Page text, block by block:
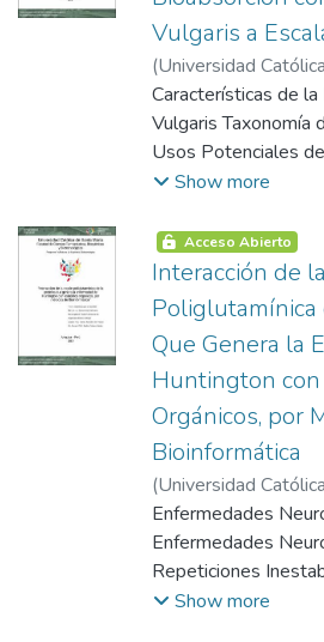
Vulgaris a
(Universidad
2005-12-13)
Greiss;Rozas
Características de
Vulgaris Taxonomía
Usos Potenciales
Parámetros del
Vulgaris Arsénico
Ambiental Parque
Arequipa
Industriales
Prueba de Toxicidad
de Agua
Show more
Acceso Abierto
Interacción de
Poliglutamínica
Que Genera la
Huntington
Orgánicos, por
Bioinformática
(Universidad
2006-06-13)
Luz
Enfermedades
Enfermedades
Repeticiones
Huntington
Show more